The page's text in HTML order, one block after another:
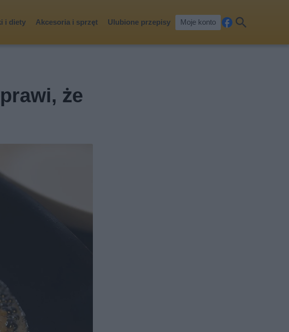
i diety Akcesoria i sprzęt Ulubione przepisy Moje konto
cebkaj
że